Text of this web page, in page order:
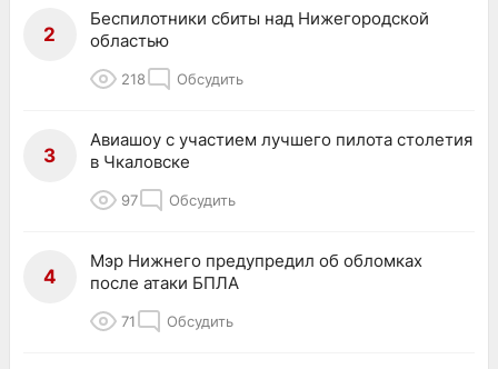
2
Беспилотники сбиты над Нижегородской
областью
218 Обсудить
3
Авиашоу с участием лучшего пилота столетия
в Чкаловске
97 Обсудить
4
Мэр Нижнего предупредил об обломках
после атаки БПЛА
71 Обсудить